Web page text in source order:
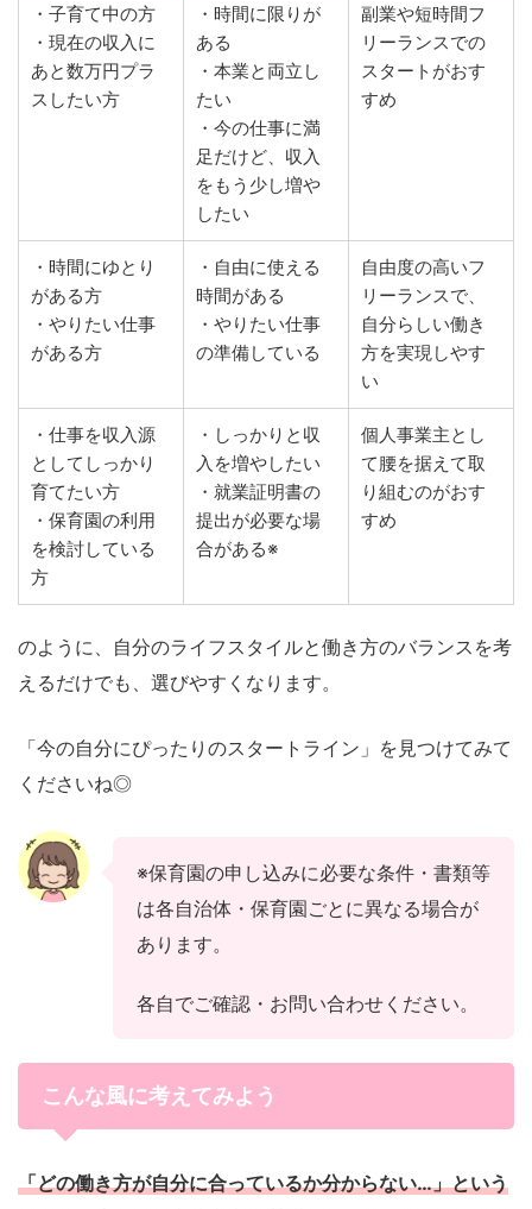
・子育て中の方
・現在の収入に
あと数万円プラ
スしたい方
・時間に限りが
ある
・本業と両立し
たい
・今の仕事に満
足だけど、収入
をもう少し増や
したい
副業や短時間フ
リーランスでの
スタートがおす
すめ
・時間にゆとり
がある方
・やりたい仕事
がある方
・自由に使える
時間がある
・やりたい仕事
の準備している
自由度の高いフ
リーランスで、
自分らしい働き
方を実現しやす
い
・仕事を収入源
としてしっかり
育てたい方
・保育園の利用
を検討している
方
・しっかりと収
入を増やしたい
・就業証明書の
提出が必要な場
合がある※
個人事業主とし
て腰を据えて取
り組むのがおす
すめ
のように、自分のライフスタイルと働き方のバランスを考
えるだけでも、選びやすくなります。
「今の自分にぴったりのスタートライン」を見つけてみて
くださいね◎
※保育園の申し込みに必要な条件・書類等
は各自治体・保育園ごとに異なる場合が
あります。
各自でご確認・お問い合わせください。
こんな風に考えてみよう
「どの働き方が自分に合っているか分からない…」という